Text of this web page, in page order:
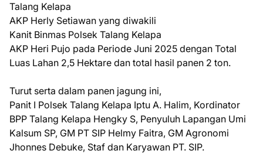
Talang Kelapa
AKP Herly Setiawan yang diwakili
Kanit Binmas Polsek Talang Kelapa
AKP Heri Pujo pada Periode Juni 2025 dengan Total
Luas Lahan 2,5 Hektare dan total hasil panen 2 ton.
Turut serta dalam panen jagung ini,
Panit I Polsek Talang Kelapa Iptu A. Halim, Kordinator
BPP Talang Kelapa Hengky S, Penyuluh Lapangan Umi
Kalsum SP, GM PT SIP Helmy Faitra, GM Agronomi
Jhonnes Debuke, Staf dan Karyawan PT. SIP.